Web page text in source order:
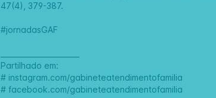
47(4), 379-387.
#jornadasGAF
Partilhado em:
# instagram.com/gabineteatendimentofamilia
#facebook.com/gabineteatendimentofamilia